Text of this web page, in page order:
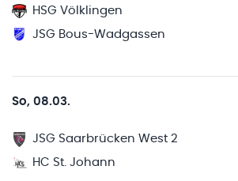
HSG Völklingen
JSG Bous-Wadgassen
So, 08.03.
JSG Saarbrücken West 2
HC St. Johann